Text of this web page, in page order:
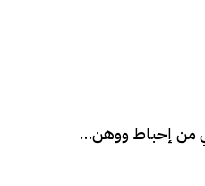
من إحباط ووهن…